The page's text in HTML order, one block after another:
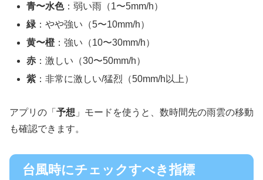
青〜水色：弱い雨（1〜5mm/h）
緑 ：やや強い（5〜10mm/h）
黄〜橙：強い（10〜30mm/h）
赤 ：激しい（30〜50mm/h）
紫 ：非常に激しい/猛烈（50mm/h以上）
アプリの「 予想 」モードを使うと、数時間先の雨雲の移動
も確認できます。
台風時にチェックすべき指標